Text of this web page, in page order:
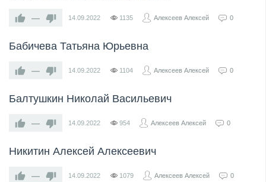
— 14.09.2022 1135 Алексеев Алексей 0
Бабичева Татьяна Юрьевна
— 14.09.2022 1104 Алексеев Алексей 0
Балтушкин Николай Васильевич
— 14.09.2022 954 Алексеев Алексей 0
Никитин Алексей Алексеевич
— 14.09.2022 1079 Алексеев Алексей 0